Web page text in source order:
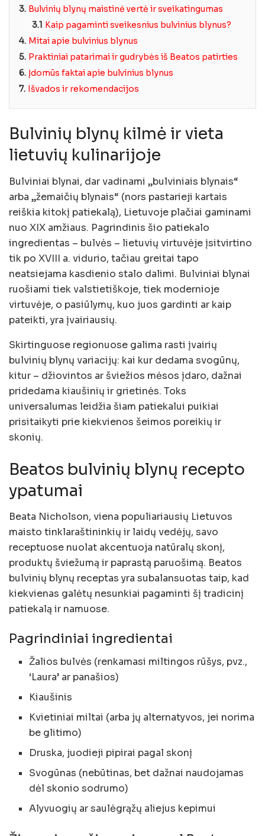
3. Bulvinių blynų maistinė vertė ir sveikatingumas
3.1 Kaip pagaminti sveikesnius bulvinius blynus?
4. Mitai apie bulvinius blynus
5. Praktiniai patarimai ir gudrybės iš Beatos patirties
6. Įdomūs faktai apie bulvinius blynus
7. Išvados ir rekomendacijos
Bulvinių blynų kilmė ir vieta
lietuvių kulinarijoje
Bulviniai blynai, dar vadinami „bulviniais blynais“
arba „žemaičių blynais“ (nors pastarieji kartais
reiškia kitokį patiekalą), Lietuvoje plačiai gaminami
nuo XIX amžiaus. Pagrindinis šio patiekalo
ingredientas – bulvės – lietuvių virtuvėje įsitvirtino
tik po XVIII a. vidurio, tačiau greitai tapo
neatsiejama kasdienio stalo dalimi. Bulviniai blynai
ruošiami tiek valstietiškoje, tiek modernioje
virtuvėje, o pasiūlymų, kuo juos gardinti ar kaip
pateikti, yra įvairiausių.
Skirtinguose regionuose galima rasti įvairių
bulvinių blynų variacijų: kai kur dedama svogūnų,
kitur – džiovintos ar šviežios mėsos įdaro, dažnai
pridedama kiaušinių ir grietinės. Toks
universalumas leidžia šiam patiekalui puikiai
prisitaikyti prie kiekvienos šeimos poreikių ir
skonių.
Beatos bulvinių blynų recepto
ypatumai
Beata Nicholson, viena populiariausių Lietuvos
maisto tinklaraštininkių ir laidų vedėjų, savo
receptuose nuolat akcentuoja natūralų skonį,
produktų šviežumą ir paprastą paruošimą. Beatos
bulvinių blynų receptas yra subalansuotas taip, kad
kiekvienas galėtų nesunkiai pagaminti šį tradicinį
patiekalą ir namuose.
Pagrindiniai ingredientai
Žalios bulvės (renkamasi miltingos rūšys, pvz.,
‘Laura’ ar panašios)
Kiaušinis
Kvietiniai miltai (arba jų alternatyvos, jei norima
be glitimo)
Druska, juodieji pipirai pagal skonį
Svogūnas (nebūtinas, bet dažnai naudojamas
dėl skonio sodrumo)
Alyvuogių ar saulėgrąžų aliejus kepimui